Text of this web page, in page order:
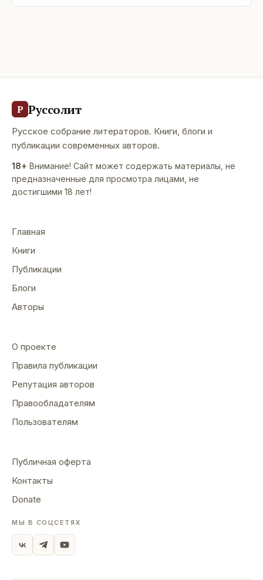
Р Руссолит
Русское собрание литераторов. Книги, блоги и
публикации современных авторов.
18+ Внимание! Сайт может содержать материалы, не
предназначенные для просмотра лицами, не
достигшими 18 лет!
Главная
Книги
Публикации
Блоги
Авторы
О проекте
Правила публикации
Репутация авторов
Правообладателям
Пользователям
Публичная оферта
Контакты
Donate
МЫ В СОЦСЕТЯХ